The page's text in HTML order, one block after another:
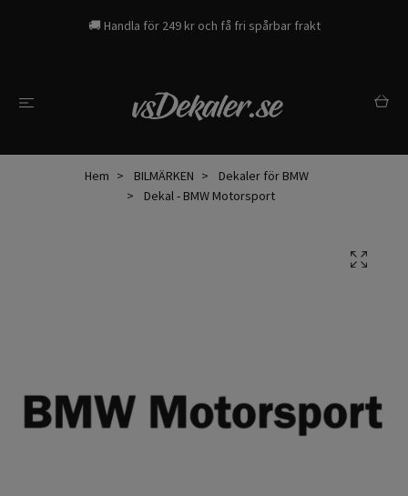
🚚 Handla för 249 kr och få fri spårbar frakt
Hem BILMÄRKEN
Dekaler för BMW
Dekal - BMW Motorsport